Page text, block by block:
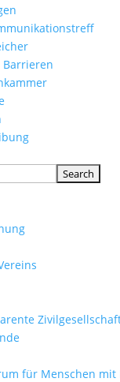
Barrieren
für Menschen mit